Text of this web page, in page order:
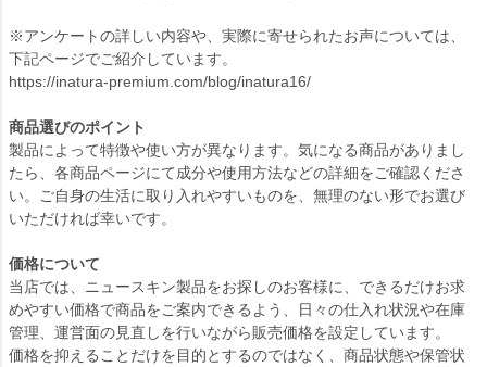
※アンケートの詳しい内容や、実際に寄せられたお声については、
下記ページでご紹介しています。
https://inatura-premium.com/blog/inatura16/
商品選びのポイント
製品によって特徴や使い方が異なります。気になる商品がありまし
たら、各商品ページにて成分や使用方法などの詳細をご確認くださ
い。ご自身の生活に取り入れやすいものを、無理のない形でお選び
いただければ幸いです。
価格について
当店では、ニュースキン製品をお探しのお客様に、できるだけお求
めやすい価格で商品をご案内できるよう、日々の仕入れ状況や在庫
管理、運営面の見直しを行いながら販売価格を設定しています。
価格を抑えることだけを目的とするのではなく、商品状態や保管状